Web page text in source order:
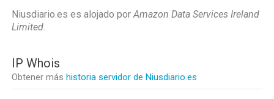
Niusdiario.es es alojado porAmazon Data Services Ireland
Limited.
IP Whois
Obtener más historia servidor de Niusdiario.es